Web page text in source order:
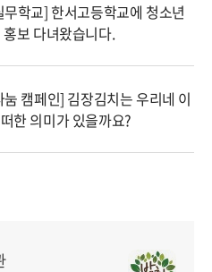
학교] 한서고등학교에 청소년
보 다녀왔습니다.
캠페인] 김장김치는 우리네 이
한 의미가 있을까요?